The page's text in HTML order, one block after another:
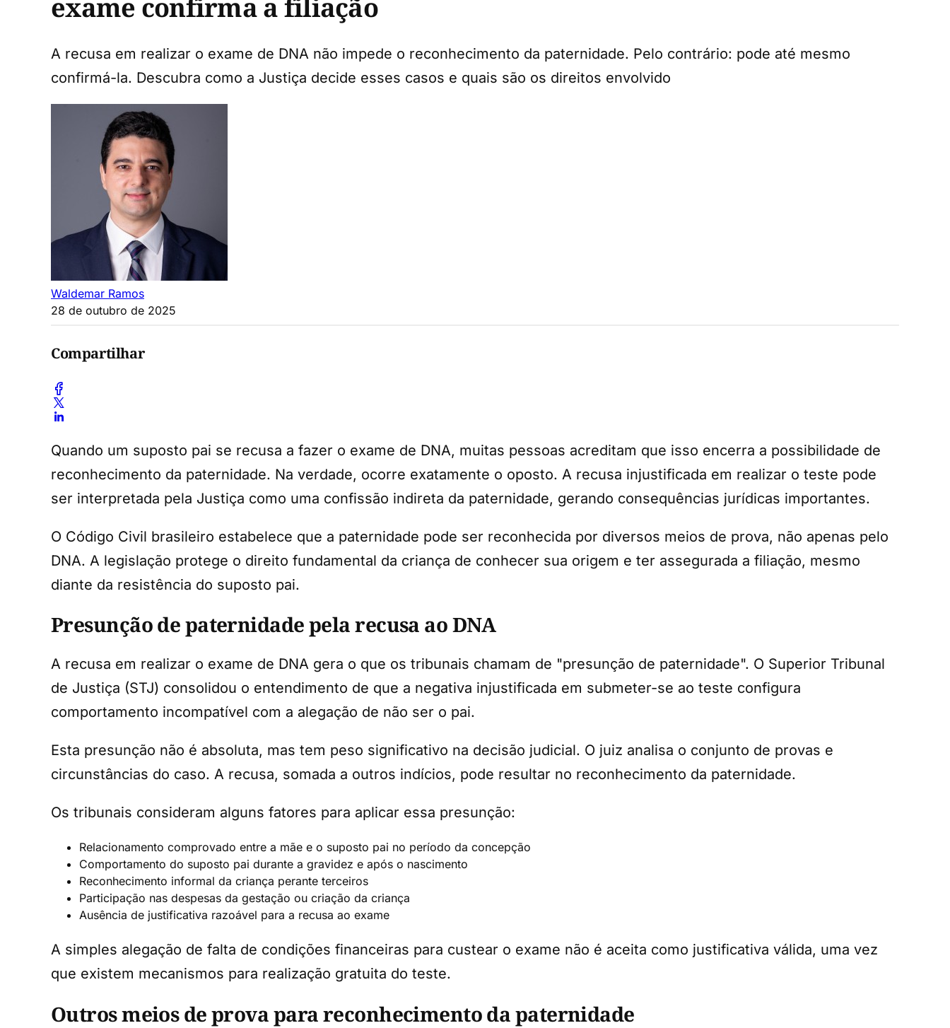
exame confirma a filiação
A recusa em realizar o exame de DNA não impede o reconhecimento da paternidade. Pelo contrário: pode até mesmo
confirmá-la. Descubra como a Justiça decide esses casos e quais são os direitos envolvido
Waldemar Ramos
28 de outubro de 2025
Compartilhar
Quando um suposto pai se recusa a fazer o exame de DNA, muitas pessoas acreditam que isso encerra a possibilidade de
reconhecimento da paternidade. Na verdade, ocorre exatamente o oposto. A recusa injustificada em realizar o teste pode
ser interpretada pela Justiça como uma confissão indireta da paternidade, gerando consequências jurídicas importantes.
O Código Civil brasileiro estabelece que a paternidade pode ser reconhecida por diversos meios de prova, não apenas pelo
DNA. A legislação protege o direito fundamental da criança de conhecer sua origem e ter assegurada a filiação, mesmo
diante da resistência do suposto pai.
Presunção de paternidade pela recusa ao DNA
A recusa em realizar o exame de DNA gera o que os tribunais chamam de "presunção de paternidade". O Superior Tribunal
de Justiça (STJ) consolidou o entendimento de que a negativa injustificada em submeter-se ao teste configura
comportamento incompatível com a alegação de não ser o pai.
Esta presunção não é absoluta, mas tem peso significativo na decisão judicial. O juiz analisa o conjunto de provas e
circunstâncias do caso. A recusa, somada a outros indícios, pode resultar no reconhecimento da paternidade.
Os tribunais consideram alguns fatores para aplicar essa presunção:
Relacionamento comprovado entre a mãe e o suposto pai no período da concepção
Comportamento do suposto pai durante a gravidez e após o nascimento
Reconhecimento informal da criança perante terceiros
Participação nas despesas da gestação ou criação da criança
Ausência de justificativa razoável para a recusa ao exame
A simples alegação de falta de condições financeiras para custear o exame não é aceita como justificativa válida, uma vez
que existem mecanismos para realização gratuita do teste.
Outros meios de prova para reconhecimento da paternidade